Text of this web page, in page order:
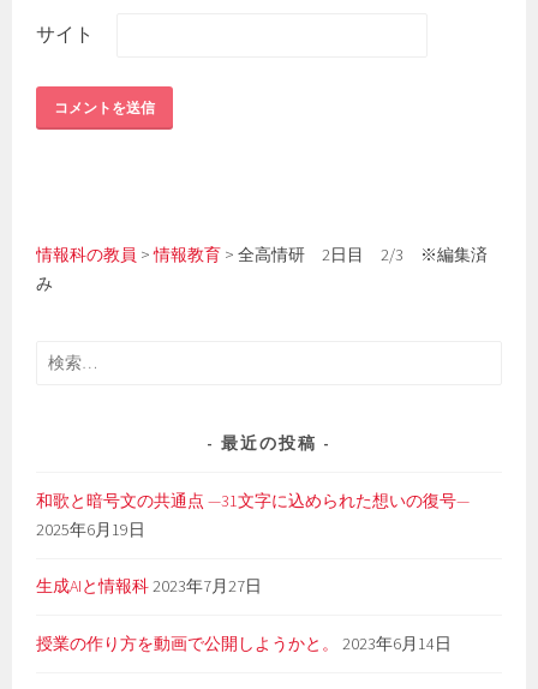
サイト
情報科の教員 >情報教育 >全高情研 2日目 2/3 ※編集済
み
検
最近の投稿
和歌と暗号文の共通点 —31文字に込められた想いの復号—
2025年6月19日
生成AIと情報科2023年7月27日
授業の作り方を動画で公開しようかと。 2023年6月14日